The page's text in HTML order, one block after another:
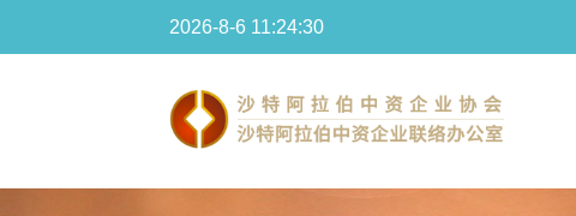
2026-8-6 11:24:30